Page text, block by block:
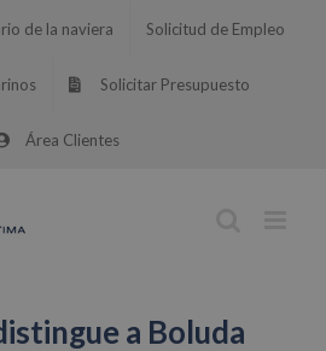
de la naviera Solicitud de Empleo
Solicitar Presupuesto
Área Clientes
a Boluda